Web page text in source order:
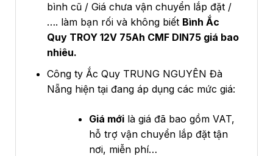
bình cũ / Giá chưa vận chuyển lắp đặt /
…. làm bạn rối và không biết Bình Ắc
Quy TROY 12V 75Ah CMF DIN75 giá bao
nhiêu.
Công ty Ắc Quy TRUNG NGUYÊN Đà
Nẵng hiện tại đang áp dụng các mức giá:
Giá mớilà giá đã bao gồm VAT,
hỗ trợ vận chuyển lắp đặt tận
nơi, miễn phí…